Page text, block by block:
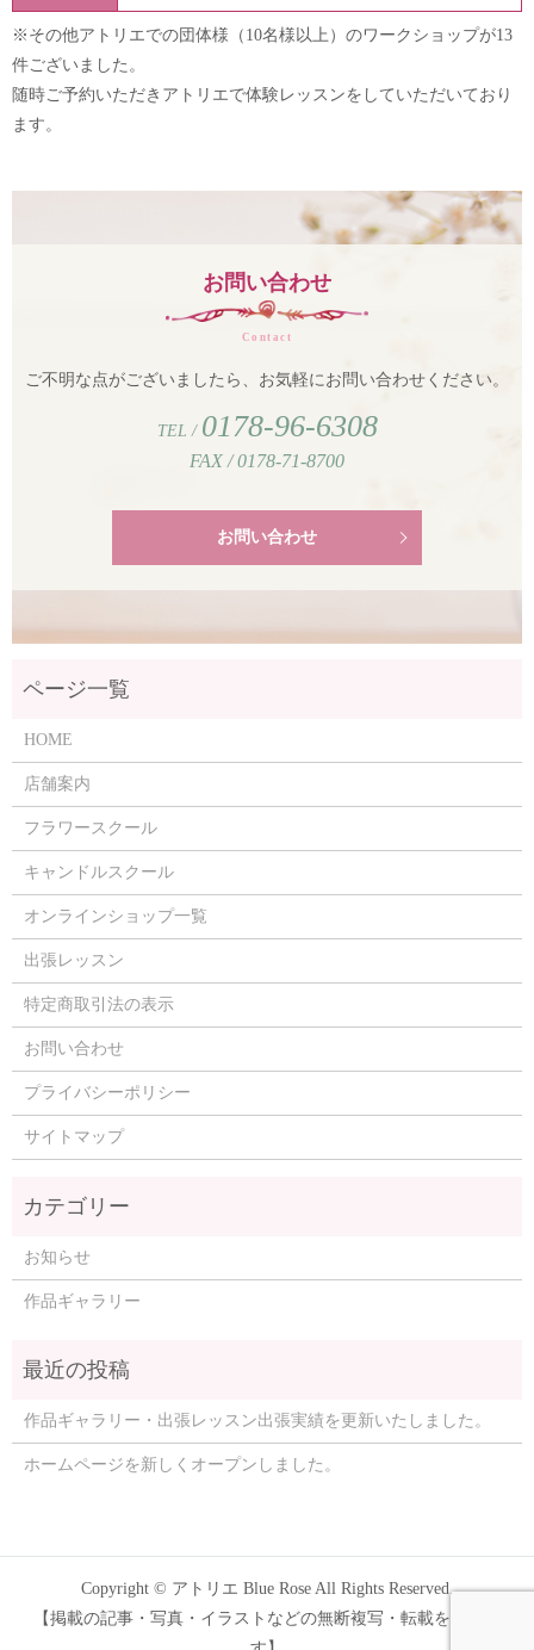
※その他アトリエでの団体様（10名様以上）のワークショップが13
件ございました。
随時ご予約いただきアトリエで体験レッスンをしていただいており
ます。
お問い合わせ
Contact
ご不明な点がございましたら、お気軽にお問い合わせください。
TEL / 0178-96-6308
FAX / 0178-71-8700
お問い合わせ
HOME
店舗案内
フラワースクール
キャンドルスクール
オンラインショップ一覧
出張レッスン
特定商取引法の表示
お問い合わせ
プライバシーポリシー
サイトマップ
お知らせ
作品ギャラリー
作品ギャラリー・出張レッスン出張実績を更新いたしました。
ホームページを新しくオープンしました。
Copyright © アトリエ Blue Rose All Rights Reserved.
【掲載の記事・写真・イラストなどの無断複写・転載を禁じま